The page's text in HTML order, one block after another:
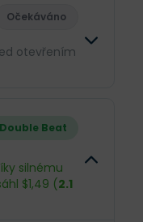
Očekáváno
otevřením
Double Beat
silnému
$1,49 (2.1